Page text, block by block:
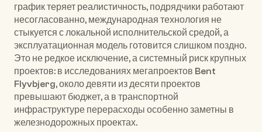
график теряет реалистичность, подрядчики работают
несогласованно, международная технология не
стыкуется с локальной исполнительской средой, а
эксплуатационная модель готовится слишком поздно.
Это не редкое исключение, а системный риск крупных
проектов: в исследованиях мегапроектов Bent
Flyvbjerg, около девяти из десяти проектов
превышают бюджет, а в транспортной
инфраструктуре перерасходы особенно заметны в
железнодорожных проектах.